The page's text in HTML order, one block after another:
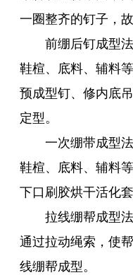
一圈整齐的钉子，故
前绷后钉成型法:
鞋楦、底料、辅料
预成型钉、修内底
定型。
一次绷带成型法:
鞋楦、底料、辅料
下口刷胶烘干活化
拉线绷帮成型法:
通过拉动绳索，使
线绷帮成型。